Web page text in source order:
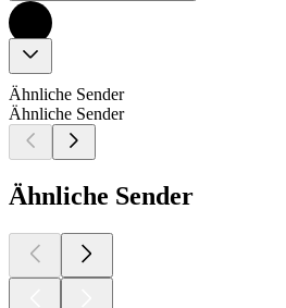
Ähnliche Sender
Ähnliche Sender
Ähnliche Sender